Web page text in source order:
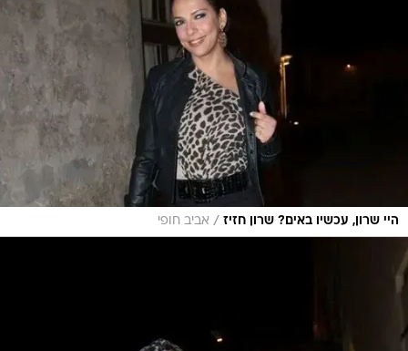
היי שרון, עכשיו באים? שרון חזיז / אביב חופי